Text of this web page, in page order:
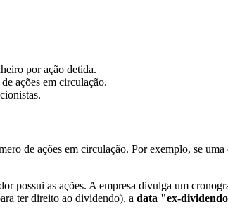
por ação detida.
ações em circulação.
de ações em circulação. Por exemplo, se
possui as ações. A empresa divulga um
ter direito ao dividendo), a data "ex-